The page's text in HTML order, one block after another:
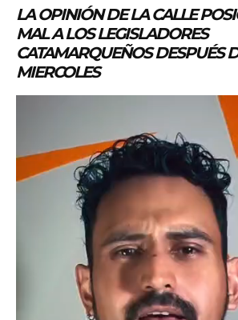
LA OPINIÓN DE LA CALLE
MAL A LOS LEGISLADORES
CATAMARQUEÑOS DESPUÉS
MIERCOLES
r
o